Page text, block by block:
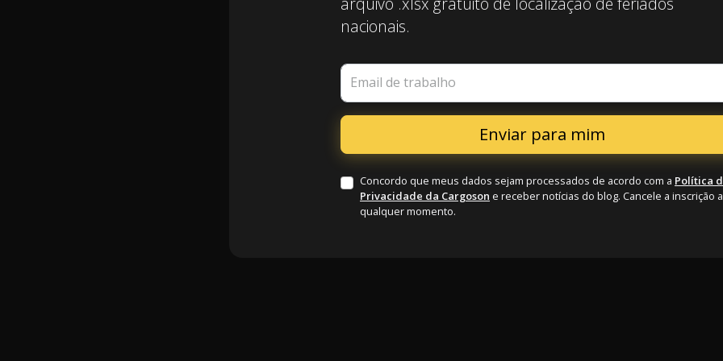
nacionais.
Email de trabalho
Concordo que meus dados sejam processados de acordo com a Política
Privacidade da Cargoson e receber notícias do blog. Cancele a inscrição a
qualquer momento.